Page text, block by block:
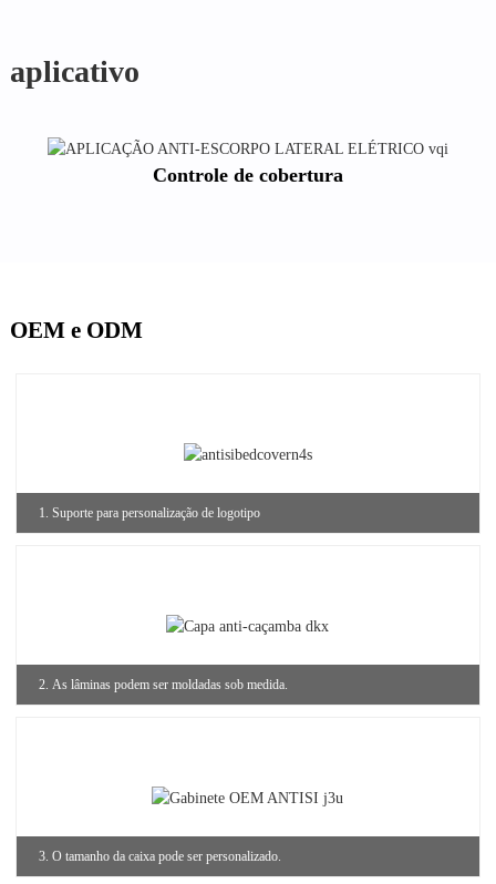
aplicativo
Controle de cobertura
OEM e ODM
1. Suporte para personalização de logotipo
2. As lâminas podem ser moldadas sob medida.
3. O tamanho da caixa pode ser personalizado.